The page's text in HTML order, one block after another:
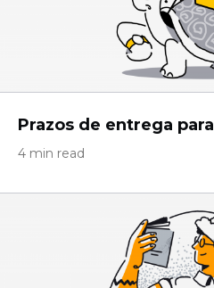
Prazos de entrega
4 min read